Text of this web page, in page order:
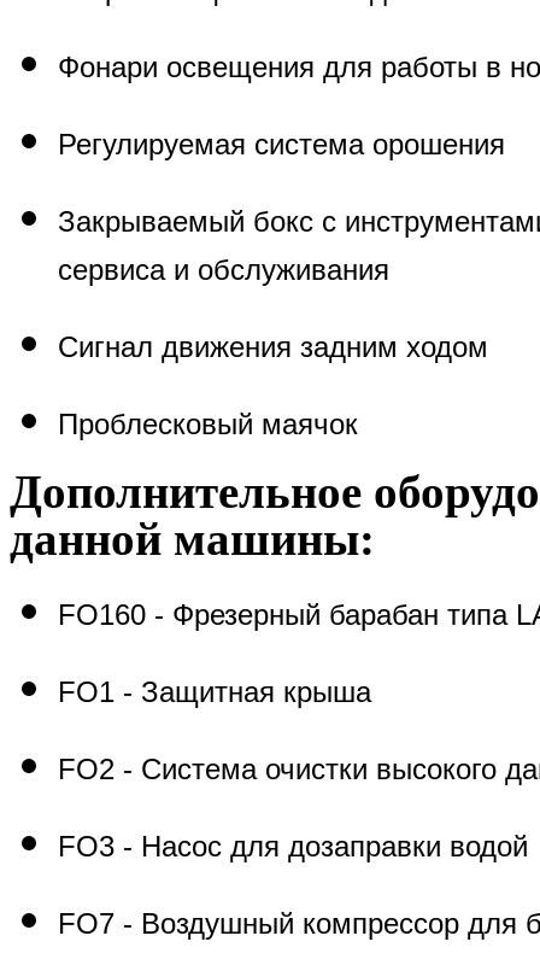
Фонари освещения для работы в
Регулируемая система орошения
Закрываемый бокс с
сервиса и обслуживания
Сигнал движения задним ходом
Проблесковый маячок
Дополнительное
данной машины:
FO160 - Фрезерный барабан типа
FO1 - Защитная крыша
FO2 - Система очистки высокого
FO3 - Насос для дозаправки водой
FO7 - Воздушный компрессор для